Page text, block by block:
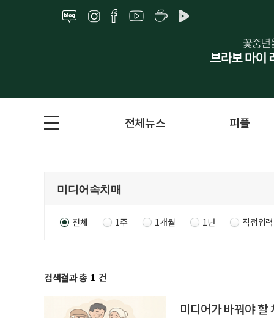
전체뉴스 피플
전체 1주 1개월 1년 직접입력
검색결과 총 1 건
미디어가 바꿔야 할